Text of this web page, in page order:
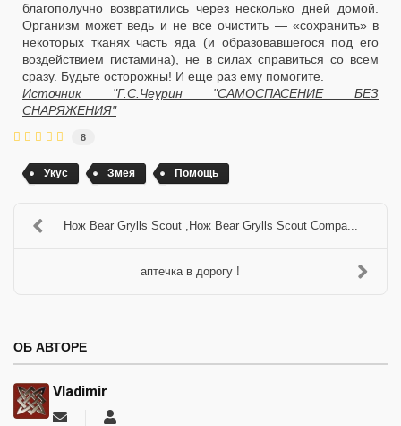
благополучно возвратились через несколько дней домой.
Организм может ведь и не все очистить — «сохранить» в
некоторых тканях часть яда (и образовавшегося под его
воздействием гистамина), не в силах справиться со всем
сразу. Будьте осторожны! И еще раз ему помогите.
Источник "Г.С.Чеурин "САМОСПАСЕНИЕ БЕЗ
СНАРЯЖЕНИЯ"
8
Укус Змея Помощь
Нож Bear Grylls Scout ,Нож Bear Grylls Scout Compa...
аптечка в дорогу !
ОБ АВТОРЕ
Vladimir
Подписаться